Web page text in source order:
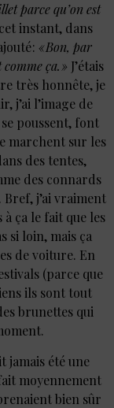
parce qu’on est
instant, dans
: «Bon, par
ça. » J’étais
très honnête, je
j’ai l’image de
poussent, font
marchent sur les
des tentes,
des connards
Bref, j’ai vraiment
à ça le fait que les
si loin, mais ça
de voiture. En
(parce que
ils sont tout
brunettes qui
jamais été une
moyennement
bien sûr